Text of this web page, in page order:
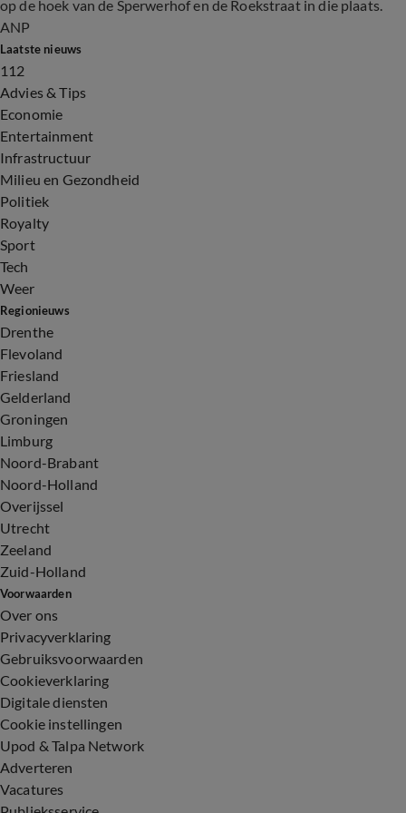
op de hoek van de Sperwerhof en de Roekstraat in die plaats.
ANP
Laatste nieuws
112
Advies & Tips
Economie
Entertainment
Infrastructuur
Milieu en Gezondheid
Politiek
Royalty
Sport
Tech
Weer
Regionieuws
Drenthe
Flevoland
Friesland
Gelderland
Groningen
Limburg
Noord-Brabant
Noord-Holland
Overijssel
Utrecht
Zeeland
Zuid-Holland
Voorwaarden
Over ons
Privacyverklaring
Gebruiksvoorwaarden
Cookieverklaring
Digitale diensten
Cookie instellingen
Upod & Talpa Network
Adverteren
Vacatures